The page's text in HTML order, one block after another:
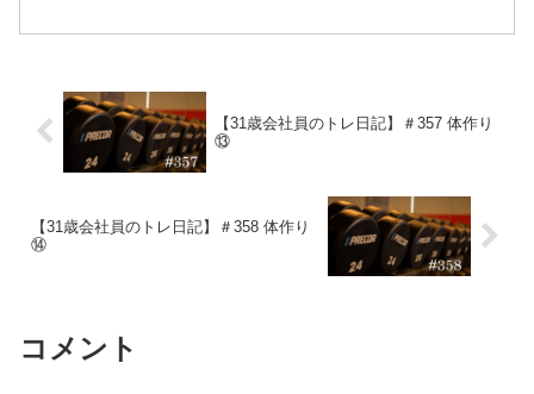
【31歳会社員のトレ日記】＃357 体作り
⑬
【31歳会社員のトレ日記】＃358 体作り
⑭
コメント